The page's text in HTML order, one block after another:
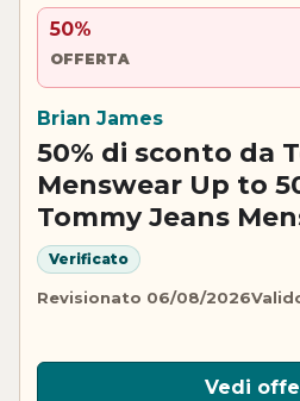
50%
OFFERTA
Brian James
50% di sconto da
Menswear Up to
Tommy Jeans
Verificato
Revisionato 06/08/2026
Vedi